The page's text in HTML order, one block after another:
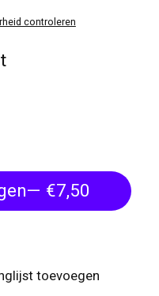
controleren
— €7,50
toevoegen